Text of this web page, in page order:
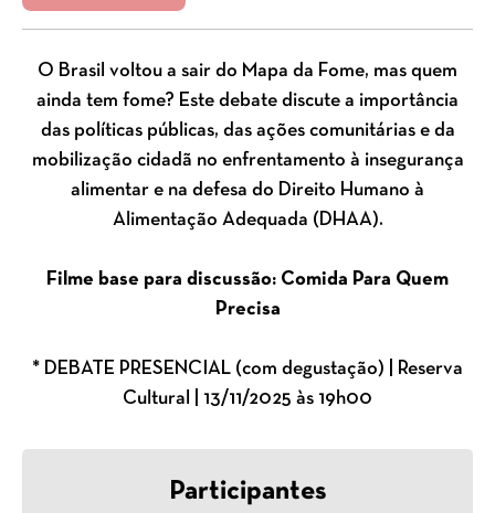
O Brasil voltou a sair do Mapa da Fome, mas quem
ainda tem fome? Este debate discute a importância
das políticas públicas, das ações comunitárias e da
mobilização cidadã no enfrentamento à insegurança
alimentar e na defesa do Direito Humano à
Alimentação Adequada (DHAA).
Filme base para discussão: Comida Para Quem
Precisa
* DEBATE PRESENCIAL (com degustação) | Reserva
Cultural | 13/11/2025 às 19h00
Participantes